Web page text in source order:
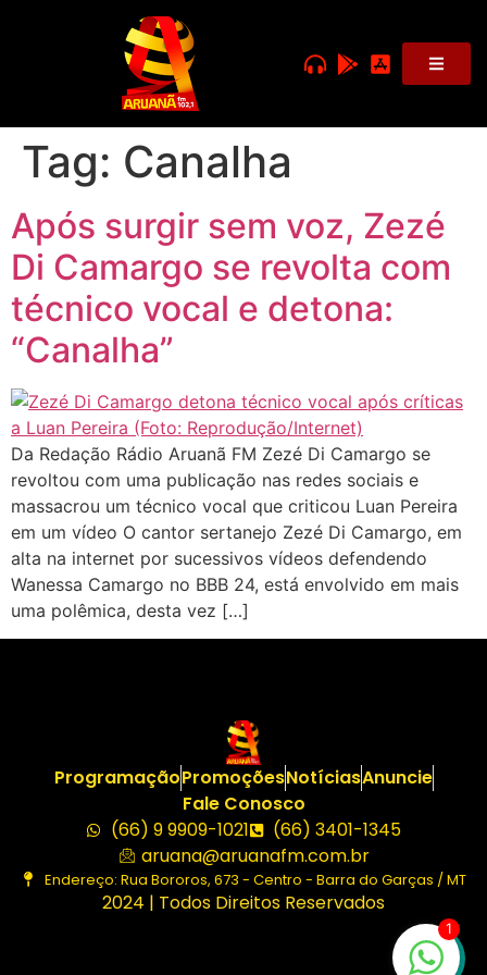
Tag: Canalha
Após surgir sem voz, Zezé
Di Camargo se revolta com
técnico vocal e detona:
“Canalha”
Da Redação Rádio Aruanã FM Zezé Di Camargo se
revoltou com uma publicação nas redes sociais e
massacrou um técnico vocal que criticou Luan Pereira
em um vídeo O cantor sertanejo Zezé Di Camargo, em
alta na internet por sucessivos vídeos defendendo
Wanessa Camargo no BBB 24, está envolvido em mais
uma polêmica, desta vez […]
ProgramaçãoPromoçõesNotíciasAnuncie
Fale Conosco
(66) 9 9909-1021
(66) 3401-1345
aruana@aruanafm.com.br
Endereço: Rua Bororos, 673 - Centro - Barra do Garças / MT
2024 | Todos Direitos Reservados
1